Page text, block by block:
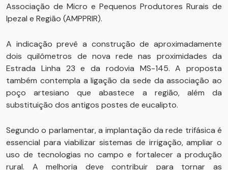
Associação de Micro e Pequenos Produtores Rurais de
Ipezal e Região (AMPPRIR).
A indicação prevê a construção de aproximadamente
dois quilômetros de nova rede nas proximidades da
Estrada Linha 23 e da rodovia MS-145. A proposta
também contempla a ligação da sede da associação ao
poço artesiano que abastece a região, além da
substituição dos antigos postes de eucalipto.
Segundo o parlamentar, a implantação da rede trifásica é
essencial para viabilizar sistemas de irrigação, ampliar o
uso de tecnologias no campo e fortalecer a produção
rural. A melhoria deve contribuir para tornar as